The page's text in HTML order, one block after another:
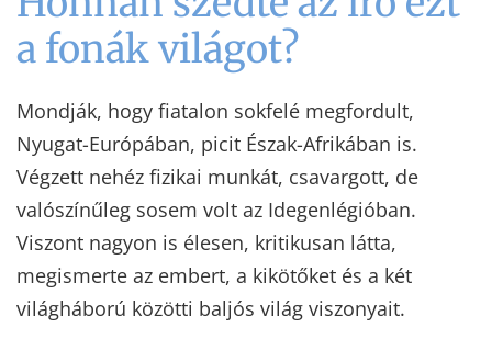
a fonák világot?
Mondják, hogy fiatalon sokfelé megfordult,
Nyugat-Európában, picit Észak-Afrikában is.
Végzett nehéz fizikai munkát, csavargott, de
valószínűleg sosem volt az Idegenlégióban.
Viszont nagyon is élesen, kritikusan látta,
megismerte az embert, a kikötőket és a két
világháború közötti baljós világ viszonyait.